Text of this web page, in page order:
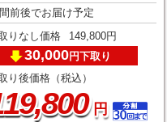
前後でお届け予定
りなし価格 149,800円
30,000円下取り
り後価格（税込）
,800円